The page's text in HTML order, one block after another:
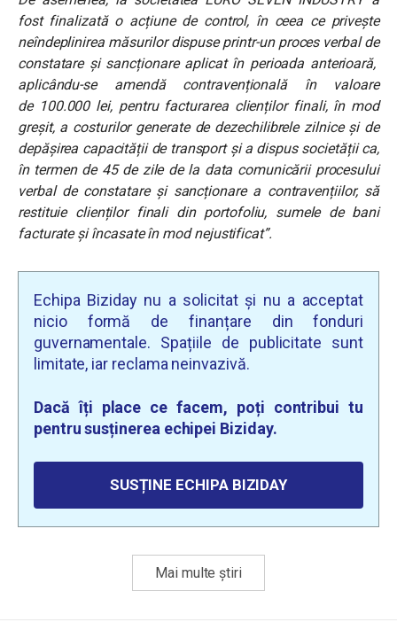
fost finalizată o acțiune de control, în ceea ce privește
neîndeplinirea măsurilor dispuse printr-un proces verbal de
constatare și sancționare aplicat în perioada anterioară,
aplicându-se amendă contravențională în valoare
de 100.000 lei, pentru facturarea clienților finali, în mod
greșit, a costurilor generate de dezechilibrele zilnice și de
depășirea capacității de transport și a dispus societății ca,
în termen de 45 de zile de la data comunicării procesului
verbal de constatare și sancționare a contravențiilor, să
restituie clienților finali din portofoliu, sumele de bani
facturate și încasate în mod nejustificat”.
Echipa Biziday nu a solicitat și nu a acceptat
nicio formă de finanțare din fonduri
guvernamentale. Spațiile de publicitate sunt
limitate, iar reclama neinvazivă.
Dacă îți place ce facem, poți contribui tu
pentru susținerea echipei Biziday.
SUSȚINE ECHIPA BIZIDAY
Mai multe știri